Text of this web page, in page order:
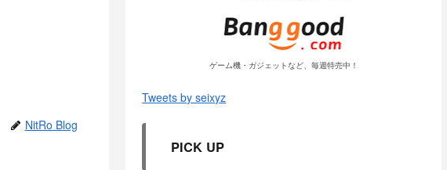
NitRo Blog
ゲーム機・ガジェットなど、毎週特売中！
Tweets by seixyz
PICK UP